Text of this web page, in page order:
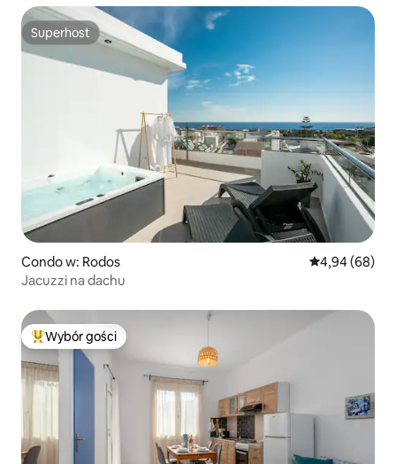
Superhost
Superhost
Condo w: Rodos Średnia
4,94 (68)
Jacuzzi na dachu
Najpopularniejsze z kategorii Wybór gości
Wybór gości